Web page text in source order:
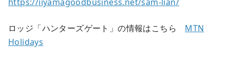
ロッジ「ハンターズゲート」の情報はこちら MTN
Holidays